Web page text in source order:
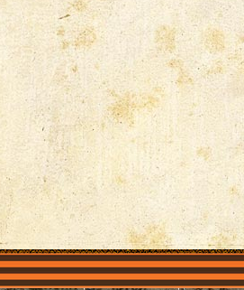
Имена Общественные объединения